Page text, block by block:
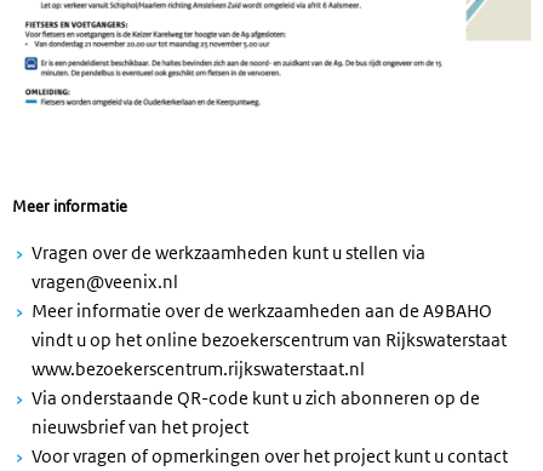
Meer informatie
Vragen over de werkzaamheden kunt u stellen via
vragen@veenix.nl
Meer informatie over de werkzaamheden aan de A9BAHO
vindt u op het online bezoekerscentrum van Rijkswaterstaat
www.bezoekerscentrum.rijkswaterstaat.nl
Via onderstaande QR-code kunt u zich abonneren op de
nieuwsbrief van het project
Voor vragen of opmerkingen over het project kunt u contact